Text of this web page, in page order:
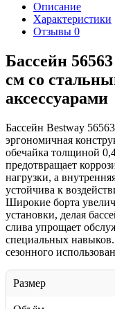
Описание
Характеристики
Отзывы 0
Бассейн
см со
аксессуарами
Бассейн Bestway
эргономичная
обечайка толщиной
предотвращает
нагрузки, а
устойчива к
Широкие борта
установки, делая
слива упрощает
специальных
сезонного
Размер